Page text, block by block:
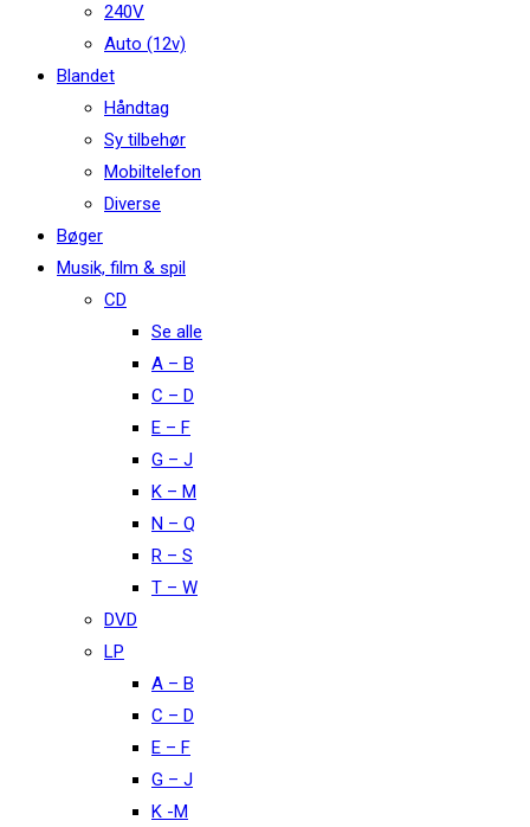
240V
Auto (12v)
Blandet
Håndtag
Sy tilbehør
Mobiltelefon
Diverse
Bøger
Musik, film & spil
CD
Se alle
A – B
C – D
E – F
G – J
K – M
N – Q
R – S
T – W
DVD
LP
A – B
C – D
E – F
G – J
K -M